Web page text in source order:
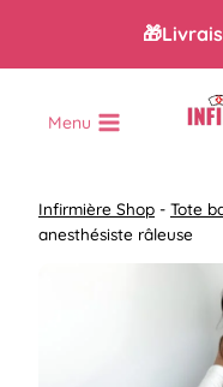
contenu
Menu
Infirmière Shop - Tote
anesthésiste râleuse